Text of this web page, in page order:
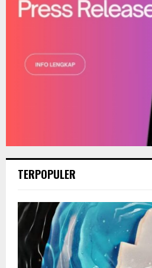
TERPOPULER